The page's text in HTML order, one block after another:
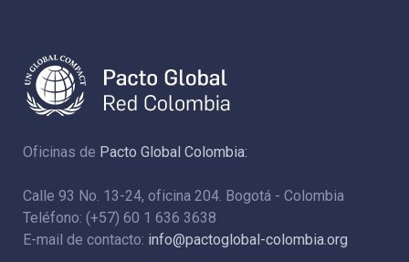
Oficinas de Pacto Global Colombia:
Calle 93 No. 13-24, oficina 204. Bogotá - Colombia
Teléfono: (+57) 60 1 636 3638
E-mail de contacto: info@pactoglobal-colombia.org